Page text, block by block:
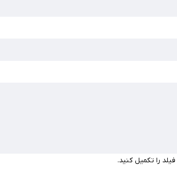
را تکمیل کنید.